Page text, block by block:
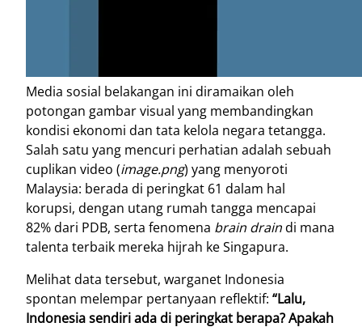
Media sosial belakangan ini diramaikan oleh
potongan gambar visual yang membandingkan
kondisi ekonomi dan tata kelola negara tetangga.
Salah satu yang mencuri perhatian adalah sebuah
cuplikan video (image.png) yang menyoroti
Malaysia: berada di peringkat 61 dalam hal
korupsi, dengan utang rumah tangga mencapai
82% dari PDB, serta fenomena brain draindi mana
talenta terbaik mereka hijrah ke Singapura.
Melihat data tersebut, warganet Indonesia
spontan melempar pertanyaan reflektif: “Lalu,
Indonesia sendiri ada di peringkat berapa? Apakah